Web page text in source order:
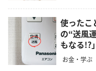
使ったこ
の“送風
もなる!?」
お金・学ぶ